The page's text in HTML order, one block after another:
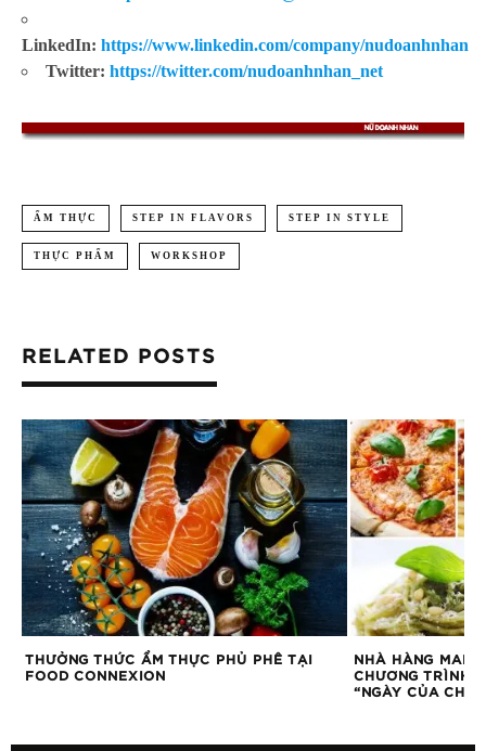
LinkedIn: https://www.linkedin.com/company/nudoanhnhan
Twitter: https://twitter.com/nudoanhnhan_net
ẨM THỰC STEP IN FLAVORS STEP IN STYLE
THỰC PHẨM WORKSHOP
RELATED POSTS
THƯỞNG THỨC ẨM THỰC PHỦ PHÊ TẠI
FOOD CONNEXION
NHÀ HÀNG
CHƯƠNG TRÌNH
“NGÀY CỦA CHA”